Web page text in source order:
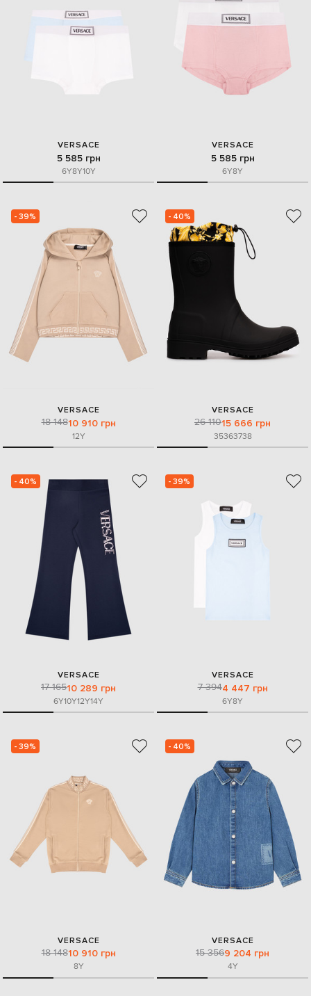
VERSACE
5 585 грн
6Y8Y10Y
VERSACE
5 585 грн
6Y8Y
- 39%
VERSACE
18 14810 910 грн
12Y
- 40%
VERSACE
26 11015 666 грн
35363738
- 40%
VERSACE
17 16510 289 грн
6Y10Y12Y14Y
- 39%
VERSACE
7 3944 447 грн
6Y8Y
- 39%
VERSACE
18 14810 910 грн
8Y
- 40%
VERSACE
15 3569 204 грн
4Y